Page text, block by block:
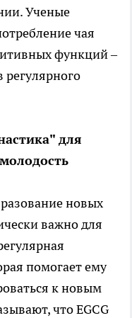
Ученые
чая
функций –
регулярного
для
новых
важно для
помогает ему
к новым
что EGCG